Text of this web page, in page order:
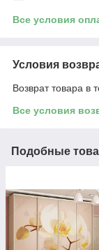
Все условия
Условия
Возврат товара в
Все условия
Подобные